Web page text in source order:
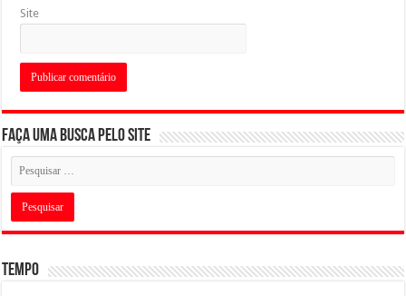
Site
Faça uma busca pelo Site
Tempo